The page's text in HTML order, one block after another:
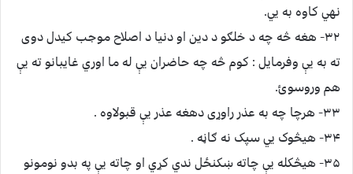
نهي کاوه به يي.
۳۲- هغه څه چه د خلګو د ﺩﻳﻦ اﻭ ﺩﻧﻴﺎ د اصلاح موجب کيدل دوى
ته به يې وفرمايل : کوم څه چه حاضران يې له ما اوري غايبانو ته يې
هم وروسوئ.
۳۳- ﻫﺮچا چه به ﻋﺬﺭ راوړى دهغه عذر يې قبولاوه .
۳۴- هيڅوک يي سپک نه ګاڼه .
۳۵- هيڅکله يې چاته ښکنځل ندي کړي او چاته يې په بدو نومونو